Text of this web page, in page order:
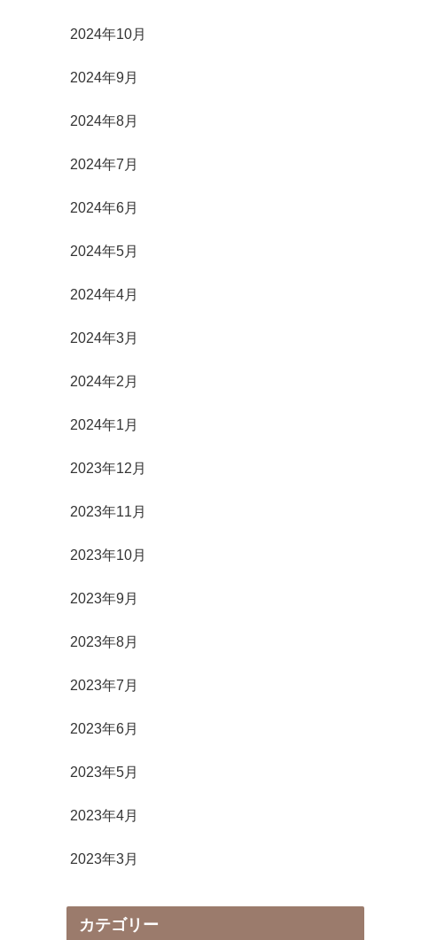
2024年10月
2024年9月
2024年8月
2024年7月
2024年6月
2024年5月
2024年4月
2024年3月
2024年2月
2024年1月
2023年12月
2023年11月
2023年10月
2023年9月
2023年8月
2023年7月
2023年6月
2023年5月
2023年4月
2023年3月
カテゴリー